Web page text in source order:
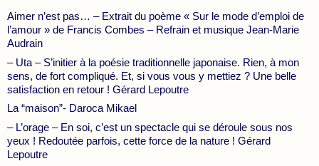
Aimer n’est pas… – Extrait du poème « Sur le mode d’emploi de
l’amour » de Francis Combes – Refrain et musique Jean-Marie
Audrain
– Uta – S’initier à la poésie traditionnelle japonaise. Rien, à mon
sens, de fort compliqué. Et, si vous vous y mettiez ? Une belle
satisfaction en retour ! Gérard Lepoutre
La “maison”- Daroca Mikael
– L’orage – En soi, c’est un spectacle qui se déroule sous nos
yeux ! Redoutée parfois, cette force de la nature ! Gérard
Lepoutre